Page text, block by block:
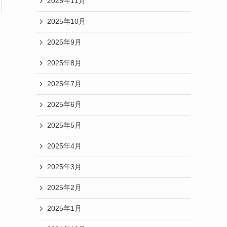
2025年10月
2025年9月
2025年8月
2025年7月
2025年6月
2025年5月
2025年4月
2025年3月
2025年2月
2025年1月